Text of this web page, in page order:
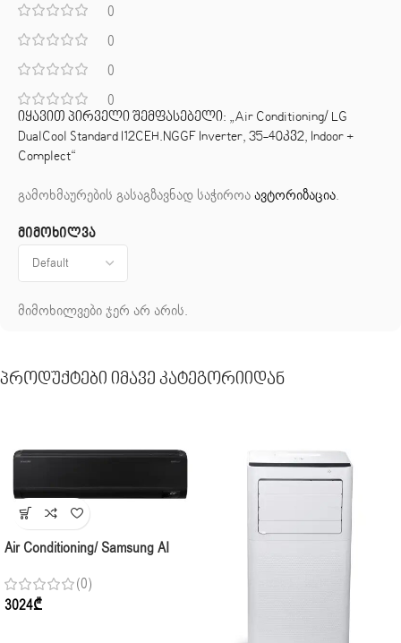
0
0
0
0
მიმოხილვა
მიმოხილვები ჯერ არ არის.
იყავით პირველი შემფასებელი: „Air Conditioning/ LG
DualCool Standard I12CEH.NGGF Inverter, 35-40კვ2, Indoor +
Complect“
გამოხმაურების გასაგზავნად საჭიროაავტორიზაცია.
Პროდუქტები Იმავე Კატეგორიიდან
Air Conditioning/ Samsung AI
(50-60m2) Inverter, Black
(0)
3024₾